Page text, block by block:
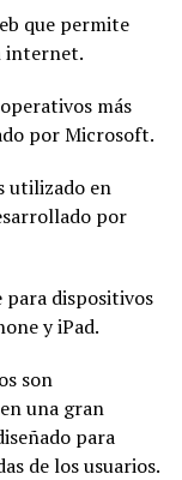
que permite
internet.
más
por Microsoft.
utilizado en
por
para dispositivos
y iPad.
son
una gran
para
de los usuarios.